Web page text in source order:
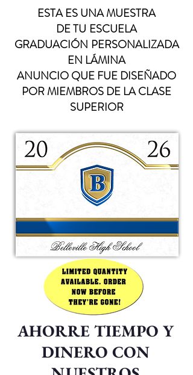
ESTA ES UNA MUESTRA
DE TU ESCUELA
GRADUACIÓN PERSONALIZADA
EN LÁMINA
ANUNCIO QUE FUE DISEÑADO
POR MIEMBROS DE LA CLASE
SUPERIOR
AHORRE TIEMPO Y
DINERO CON